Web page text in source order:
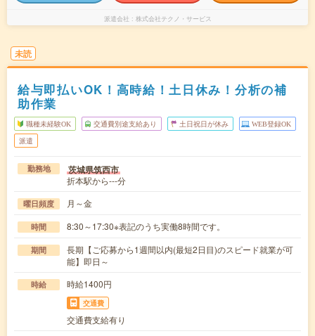
派遣会社 株式会社テクノ・サービス
未読
給与即払いOK！高時給！土日休み！分析の補
助作業
職種未経験OK 交通費別途支給あり 土日祝日が休み WEB登録OK
派遣
勤務地 茨城県筑西市
折本駅から---分
曜日頻度 月～金
時間 8:30～17:30※表記のうち実働8時間です。
期間
長期【ご応募から1週間以内(最短2日目)のスピード就業が可
能】即日～
時給 時給1400円
交通費
交通費支給有り